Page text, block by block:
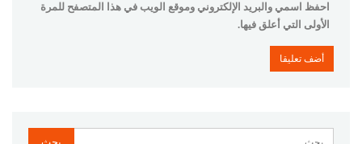
احفظ اسمي والبريد الإلكتروني وموقع الويب في هذا المتصفح للمرة
الأولى التي أعلق فيها.